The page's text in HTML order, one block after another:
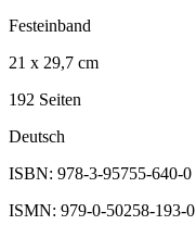
Festeinband
21 x 29,7 cm
192 Seiten
Deutsch
ISBN: 978-3-95755-640-0
ISMN: 979-0-50258-193-0